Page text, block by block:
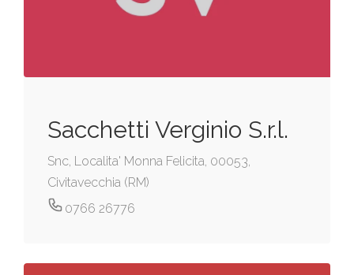
Sacchetti Verginio S.r.l.
Snc, Localita' Monna Felicita, 00053,
Civitavecchia (RM)
0766 26776